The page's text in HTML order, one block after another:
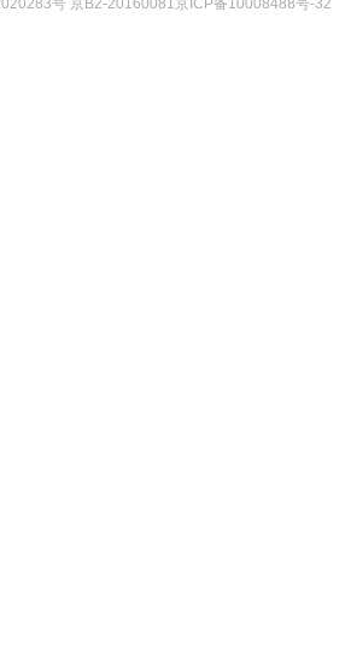
号 京B2-20160081京ICP备10008488号-32